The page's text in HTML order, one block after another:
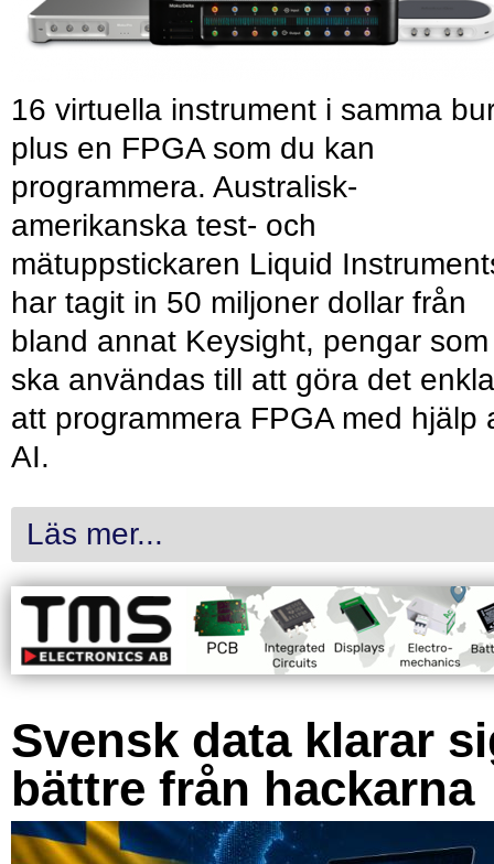
16 virtuella instrument i samma
plus en FPGA som du kan
programmera. Australisk-
amerikanska test- och
mätuppstickaren Liquid
har tagit in 50 miljoner dollar från
bland annat Keysight, pengar som
ska användas till att göra det
att programmera FPGA med hjälp
AI.
Läs mer...
Svensk data klarar
bättre från hackarna